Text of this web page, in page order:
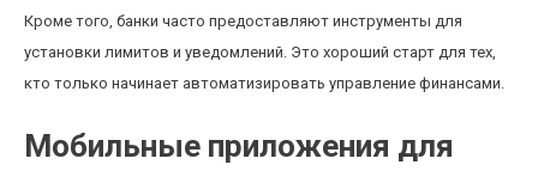
Кроме того, банки часто предоставляют инструменты для
установки лимитов и уведомлений. Это хороший старт для тех,
кто только начинает автоматизировать управление финансами.
Мобильные приложения для